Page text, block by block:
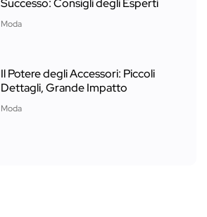
Successo: Consigli degli Esperti
Moda
Il Potere degli Accessori: Piccoli
Dettagli, Grande Impatto
Moda